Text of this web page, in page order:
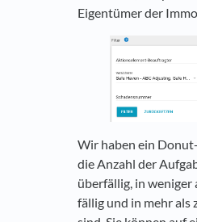
Eigentümer der
Wir haben ein
die Anzahl der
überfällig, in weniger
fällig und in mehr als